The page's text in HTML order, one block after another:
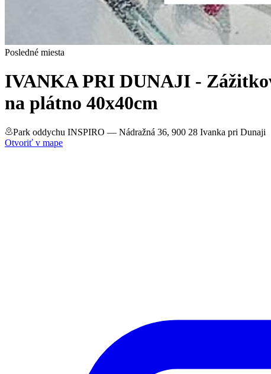
Posledné miesta
IVANKA PRI DUNAJI -
na plátno 40x40cm
Park oddychu INSPIRO — Nádražná 36, 900 28 Ivanka pri Dunaji
Otvoriť v mape